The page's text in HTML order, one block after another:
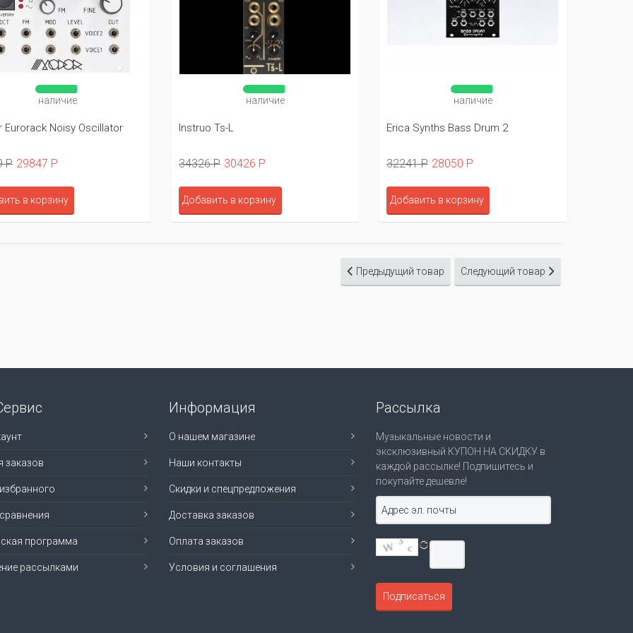
Instruo Larachd Modor Eurorack Noisy Oscillator Instruo Ts-L
Предыдущий товар Следующий товар
заказов
программа
рассылками
Информация
О нашем магазине
Наши контакты
Скидки и спецпредложения
Доставка заказов
Оплата заказов
Условия и соглашения
Рассылка
Музыкальные новости и
эксклюзивный КУПОН НА СКИДКУ в
каждой рассылке! Подпишитесь и
покупайте дешевле!